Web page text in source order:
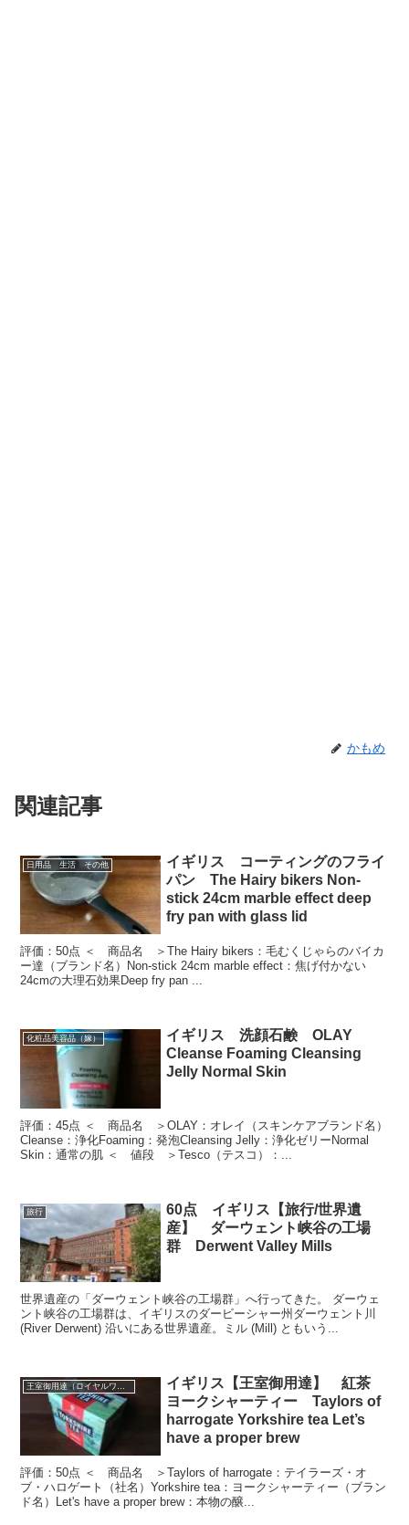
かもめ
関連記事
日用品 生活 その他
イギリス コーティングのフライ
パン The Hairy bikers Non-
stick 24cm marble effect deep
fry pan with glass lid
評価：50点 ＜ 商品名 ＞The Hairy bikers：毛むくじゃらのバイカ
ー達（ブランド名）Non-stick 24cm marble effect：焦げ付かない
24cmの大理石効果Deep fry pan ...
化粧品美容品（嫁）
イギリス 洗顔石鹸 OLAY
Cleanse Foaming Cleansing
Jelly Normal Skin
評価：45点 ＜ 商品名 ＞OLAY：オレイ（スキンケアブランド名）
Cleanse：浄化Foaming：発泡Cleansing Jelly：浄化ゼリーNormal
Skin：通常の肌 ＜ 値段 ＞Tesco（テスコ）：...
旅行
60点 イギリス【旅行/世界遺
産】 ダーウェント峡谷の工場
群 Derwent Valley Mills
世界遺産の「ダーウェント峡谷の工場群」へ行ってきた。 ダーウェ
ント峡谷の工場群は、イギリスのダービーシャー州ダーウェント川
(River Derwent) 沿いにある世界遺産。ミル (Mill) ともいう...
イギリス【王室御用達】 紅茶
ヨークシャーティー Taylors of
harrogate Yorkshire tea Let’s
have a proper brew
評価：50点 ＜ 商品名 ＞Taylors of harrogate：テイラーズ・オ
ブ・ハロゲート（社名）Yorkshire tea：ヨークシャーティー（ブラン
ド名）Let's have a proper brew：本物の醸...